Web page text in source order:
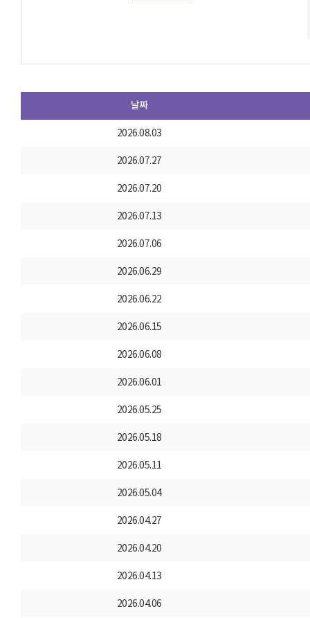
날짜
2026.08.03
2026.07.27
2026.07.20
2026.07.13
2026.07.06
2026.06.29
2026.06.22
2026.06.15
2026.06.08
2026.06.01
2026.05.25
2026.05.18
2026.05.11
2026.05.04
2026.04.27
2026.04.20
2026.04.13
2026.04.06